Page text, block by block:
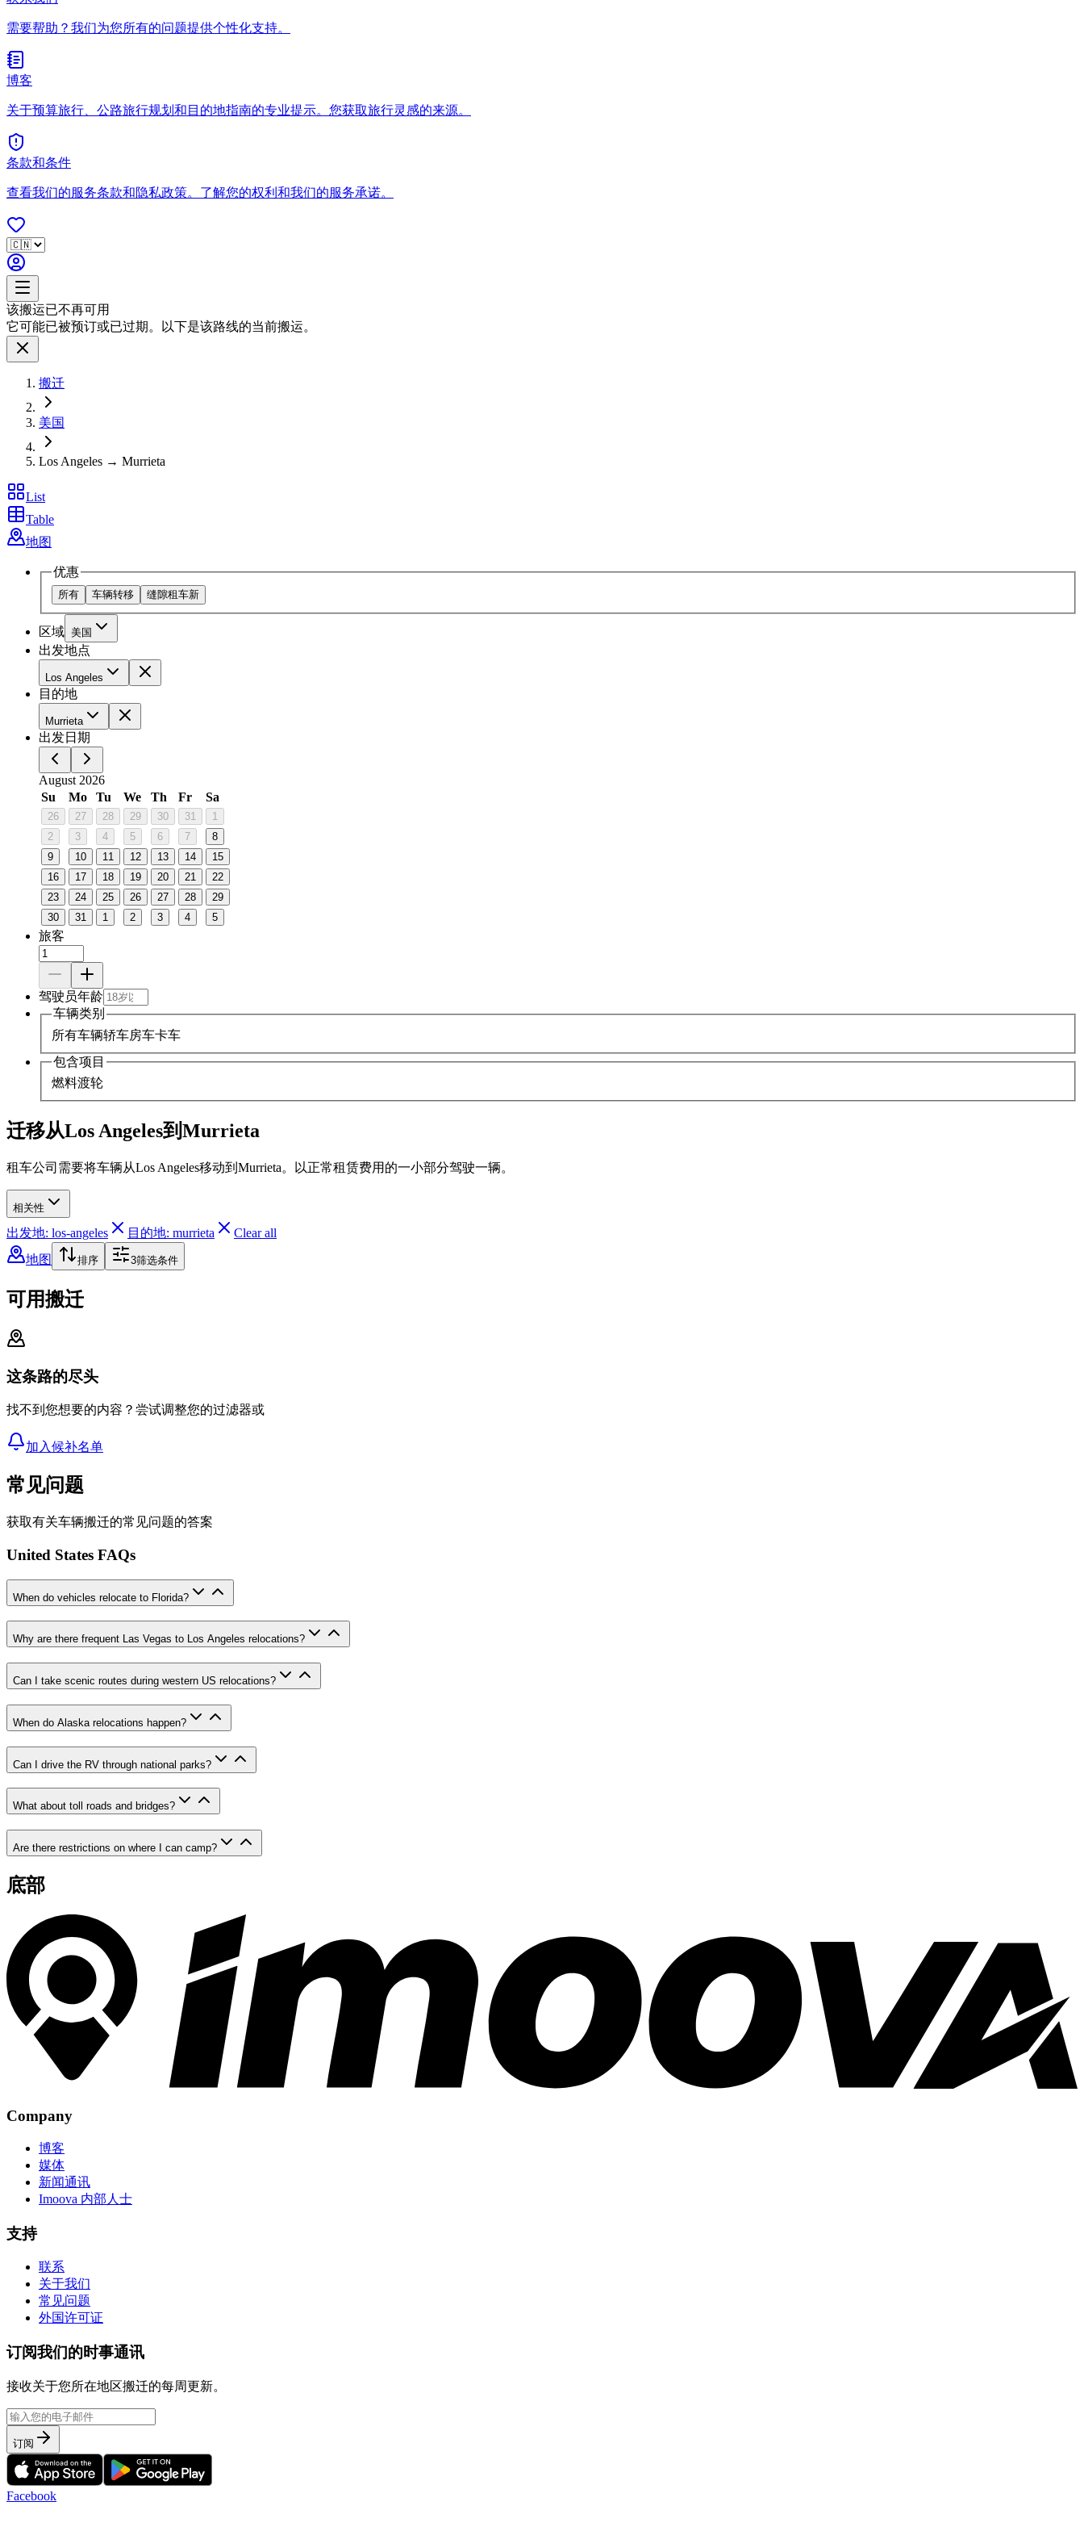
需要帮助？我们为您所有的问题提供个性化支持。
博客
关于预算旅行、公路旅行规划和目的地指南的专业提示。您获取旅行灵感的来源。
条款和条件
查看我们的服务条款和隐私政策。了解您的权利和我们的服务承诺。
该搬运已不再可用
它可能已被预订或已过期。以下是该路线的当前搬运。
搬迁
美国
Los Angeles → Murrieta
List
Table
地图
优惠
所有 车辆转移 缝隙租车新
区域 美国
出发地点
Los Angeles
目的地
Murrieta
出发日期
August 2026
Su
Mo Tu We Th Fr Sa
26 27 28 29 30 31
1
2
3 4 5 6 7
8
9
10 11 12 13 14
15
16
17 18 19 20 21
22
23
24 25 26 27 28
29
30
31 1 2 3 4 5
旅客
驾驶员年龄
车辆类别
所有车辆轿车房车卡车
包含项目
燃料渡轮
迁移从Los Angeles到Murrieta
租车公司需要将车辆从Los Angeles移动到Murrieta。以正常租赁费用的一小部分驾驶一辆。
相关性
出发地: los-angeles 目的地: murrieta
Clear all
地图
排序 3筛选条件
可用搬迁
这条路的尽头
找不到您想要的内容？尝试调整您的过滤器或
加入候补名单
常见问题
获取有关车辆搬迁的常见问题的答案
United States FAQs
When do vehicles relocate to Florida?
Why are there frequent Las Vegas to Los Angeles relocations?
Can I take scenic routes during western US relocations?
When do Alaska relocations happen?
Can I drive the RV through national parks?
What about toll roads and bridges?
Are there restrictions on where I can camp?
底部
Company
博客
媒体
新闻通讯
Imoova 内部人士
支持
联系
关于我们
常见问题
外国许可证
订阅我们的时事通讯
接收关于您所在地区搬迁的每周更新。
订阅
Facebook